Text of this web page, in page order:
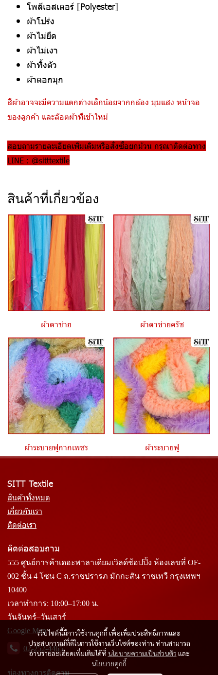
โพลีเอสเตอร์ [Polyester]
ผ้าโปร่ง
ผ้าไม่ยืด
ผ้าไม่เงา
ผ้าทิ้งตัว
ผ้าตอกมุก
สีผ้าอาจจะมีความแตกต่างเล็กน้อยจากกล้อง มุมแสง หน้าจอ
ของลูกค้า และล๊อตผ้าที่เข้าใหม่
สอบถามรายละเอียดเพิ่มเติมหรือสั่งซื้อยกม้วน กรุณาติดต่อทาง
LINE : @sitttextile
สินค้าที่เกี่ยวข้อง
ผ้าตาข่าย ผ้าตาข่ายครัช
ผ้าระบายฟูกากเพชร ผ้าระบายฟู
เว็บไซต์นี้มีการใช้งานคุกกี้ เพื่อเพิ่มประสิทธิภาพและ
ประสบการณ์ที่ดีในการใช้งานเว็บไซต์ของท่าน ท่านสามารถ
อ่านรายละเอียดเพิ่มเติมได้ที่ นโยบายความเป็นส่วนตัว และ
นโยบายคุกกี้
SITT Textile
สินค้าทั้งหมด
เกี่ยวกับเรา
ติดต่อเรา
ติดต่อสอบถาม
555 ศูนย์การค้าเดอะพาลาเดียมเวิลด์ช้อปปิ้ง ห้องเลขที่ OF-
002 ชั้น 4 โซน C ถ.ราชปรารภ มักกะสัน ราชเทวี กรุงเทพฯ
10400
เวลาทำการ: 10:00–17:00 น.
วันจันทร์–วันเสาร์
Google Map
02-252-4465
ช่องทางการติดตาม